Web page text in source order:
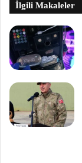
İlgili Makaleler